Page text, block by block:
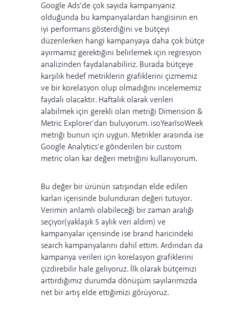
Google Ads’de çok sayıda kampanyanız
olduğunda bu kampanyalardan hangisinin en
iyi performans gösterdiğini ve bütçeyi
düzenlerken hangi kampanyaya daha çok bütçe
ayırmamız gerektiğini belirlemek için regresyon
analizinden faydalanabiliriz. Burada bütçeye
karşılık hedef metriklerin grafiklerini çizmemiz
ve bir korelasyon olup olmadığını incelememiz
faydalı olacaktır. Haftalık olarak verileri
alabilmek için gerekli olan metriği Dimension &
Metric Explorer’dan buluyorum. isoYearIsoWeek
metriği bunun için uygun. Metrikler arasında ise
Google Analytics’e gönderilen bir custom
metric olan kar değeri metriğini kullanıyorum.
Bu değer bir ürünün satışından elde edilen
karları içerisinde bulunduran değeri tutuyor.
Verimin anlamlı olabileceği bir zaman aralığı
seçiyor(yaklaşık 5 aylık veri aldım) ve
kampanyalar içerisinde ise brand haricindeki
search kampanyalarını dahil ettim. Ardından da
kampanya verileri için korelasyon grafiklerini
çizdirebilir hale geliyoruz. İlk olarak bütçemizi
arttırdığımız durumda dönüşüm sayılarımızda
net bir artış elde ettiğimizi görüyoruz.